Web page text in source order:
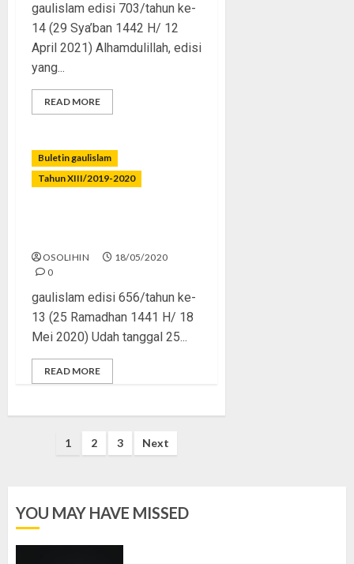
gaulislam edisi 703/tahun ke-
14 (29 Sya’ban 1442 H/ 12
April 2021) Alhamdulillah, edisi
yang...
READ MORE
Buletin gaulislam
Tahun XIII/2019-2020
OSOLIHIN
18/05/2020
0
gaulislam edisi 656/tahun ke-
13 (25 Ramadhan 1441 H/ 18
Mei 2020) Udah tanggal 25...
READ MORE
1 2 3 Next
YOU MAY HAVE MISSED